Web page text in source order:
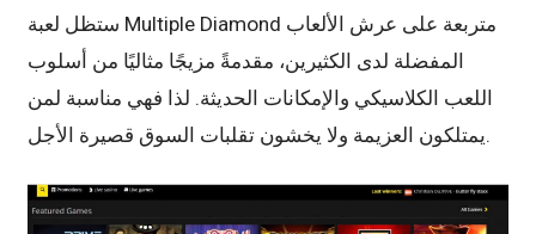
ستظل لعبة Multiple Diamond متربعة على عرش الألعاب
المفضلة لدى الكثيرين، مقدمةً مزيجًا مثاليًا من أسلوب
اللعب الكلاسيكي والإمكانات الحديثة. لذا فهي مناسبة لمن
يمتلكون العزيمة ولا يخشون تقلبات السوق قصيرة الأجل.